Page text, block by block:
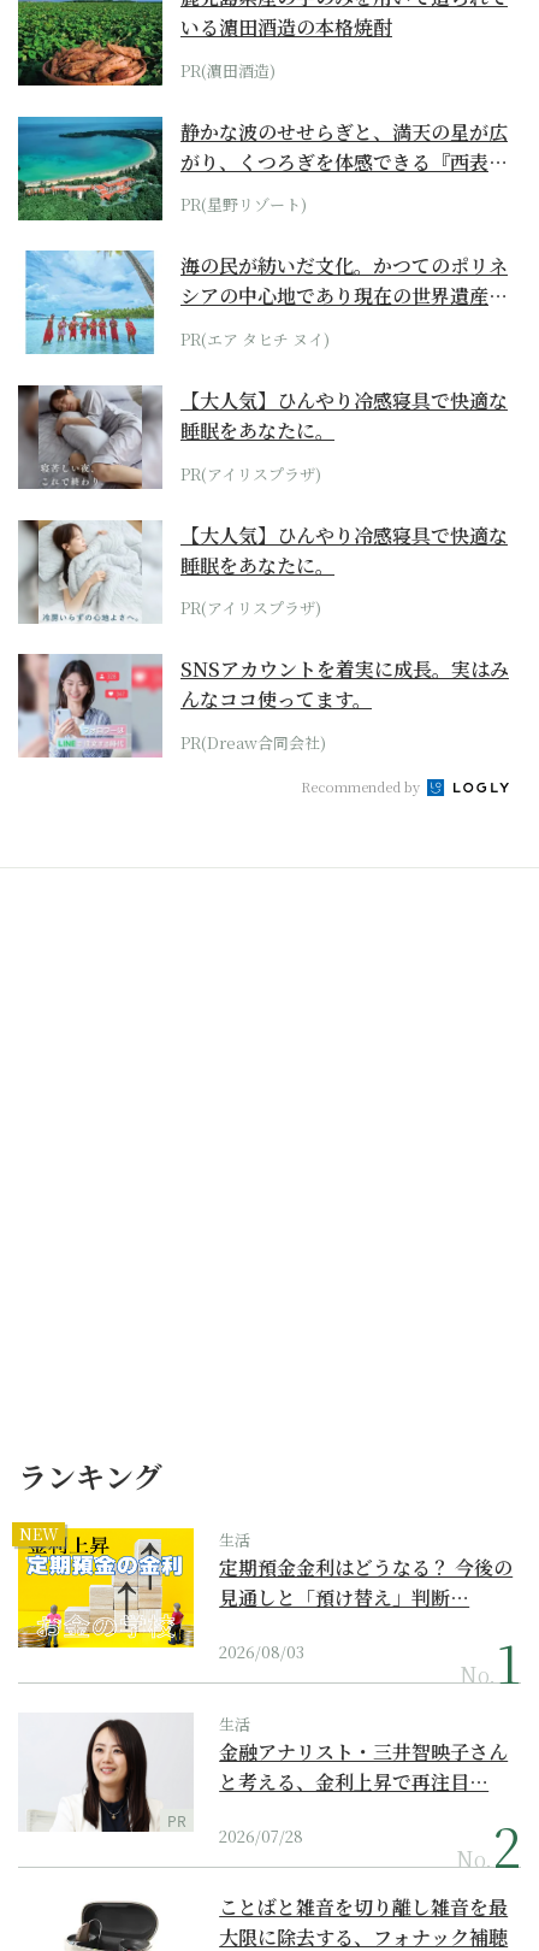
いる濵田酒造の本格焼酎
PR(濵田酒造)
静かな波のせせらぎと、満天の星が広
がり、くつろぎを体感できる『西表島
ホテル by...
PR(星野リゾート)
海の民が紡いだ文化。かつてのポリネ
シアの中心地であり現在の世界遺産か
らみえてくる...
PR(エア タヒチ ヌイ)
【大人気】ひんやり冷感寝具で快適な
睡眠をあなたに。
PR(アイリスプラザ)
【大人気】ひんやり冷感寝具で快適な
睡眠をあなたに。
PR(アイリスプラザ)
SNSアカウントを着実に成長。実はみ
んなココ使ってます。
PR(Dreaw合同会社)
Recommended by
ランキング
NEW 生活
定期預金金利はどうなる？ 今後の
見通しと「預け替え」判断…
2026/08/03
No.
PR
生活
金融アナリスト・三井智映子さん
と考える、金利上昇で再注目…
2026/07/28
No.
ことばと雑音を切り離し雑音を最
大限に除去する、フォナック補聴